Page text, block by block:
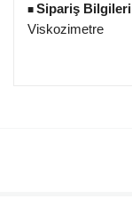
■ Sipariş Bilgileri
Viskozimetre